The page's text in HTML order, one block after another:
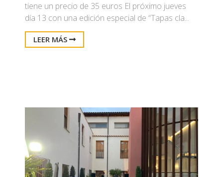
tiene un precio de 35 euros El próximo jueves
día 13 con una edición especial de “Tapas cla...
LEER MÁS